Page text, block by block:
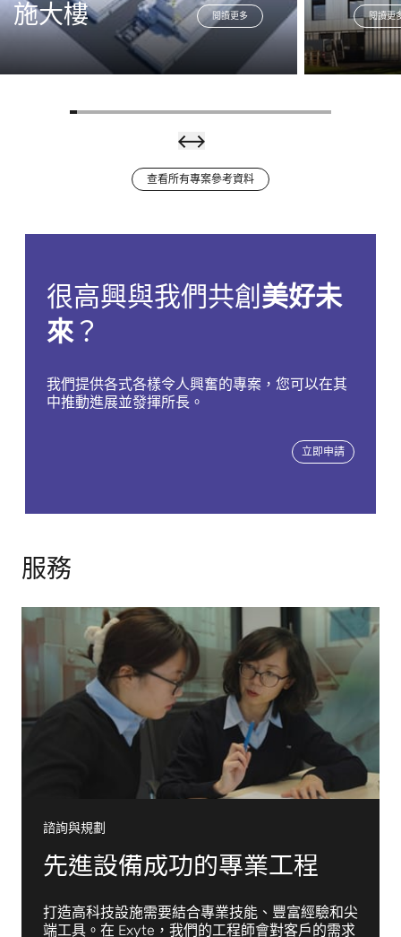
施大樓
閱讀更多 閱讀更
格翰
——
新固
體製
劑生
閱讀更多
查看所有專案參考資料
很高興與我們共創美好未
來？
我們提供各式各樣令人興奮的專案，您可以在其
中推動進展並發揮所長。
立即申請
服務
諮詢與規劃
先進設備成功的專業工程
打造高科技設施需要結合專業技能、豐富經驗和尖
端工具。在 Exyte，我們的工程師會對客戶的需求